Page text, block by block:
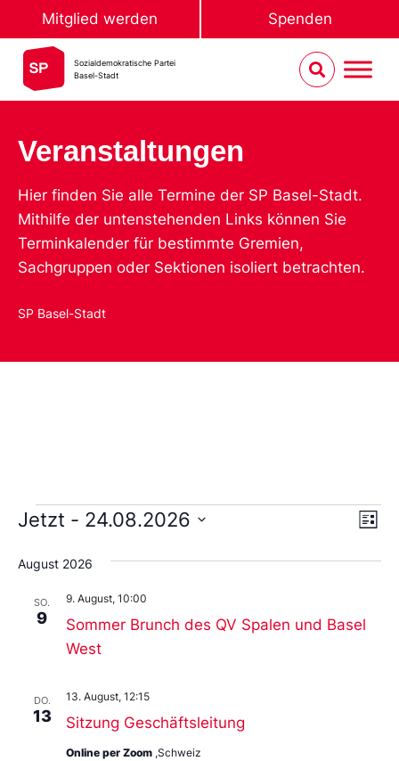
Mitglied werden Spenden
Sozialdemokratische Partei
Basel-Stadt
Veranstaltungen
Hier finden Sie alle Termine der SP Basel-Stadt.
Mithilfe der untenstehenden Links können Sie
Terminkalender für bestimmte Gremien,
Sachgruppen oder Sektionen isoliert betrachten.
SP Basel-Stadt
Liste
Jetzt - 24.08.2026
Sie
das
aus.
August 2026
SO.
9
Sommer Brunch des QV Spalen und Basel
West
9. August, 10:00
DO.
13 Sitzung Geschäftsleitung
13. August, 12:15
Online per Zoom ,Schweiz